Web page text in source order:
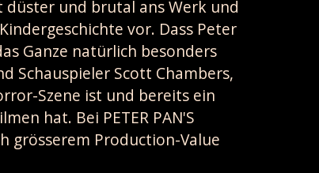
düster und brutal ans Werk und
vor. Dass Peter
Ganze natürlich besonders
Schauspieler Scott Chambers,
Szene ist und bereits ein
hat. Bei PETER PAN'S
grösserem Production-Value